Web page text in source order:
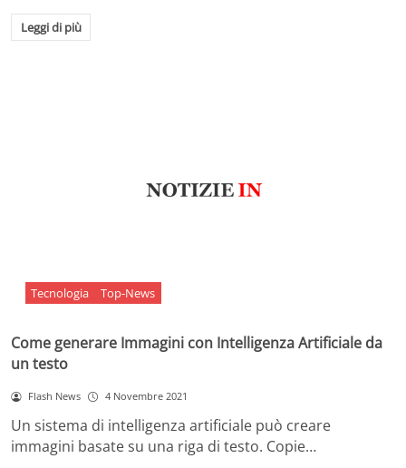
Leggi di più
Tecnologia Top-News
Come generare Immagini con Intelligenza Artificiale da
un testo
Flash News 4 Novembre 2021
Un sistema di intelligenza artificiale può creare
immagini basate su una riga di testo. Copie…